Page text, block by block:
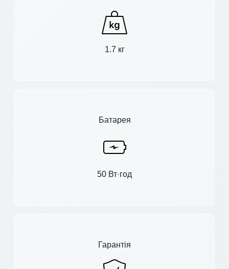
1.7 кг
Батарея
50 Вт·год
Гарантія